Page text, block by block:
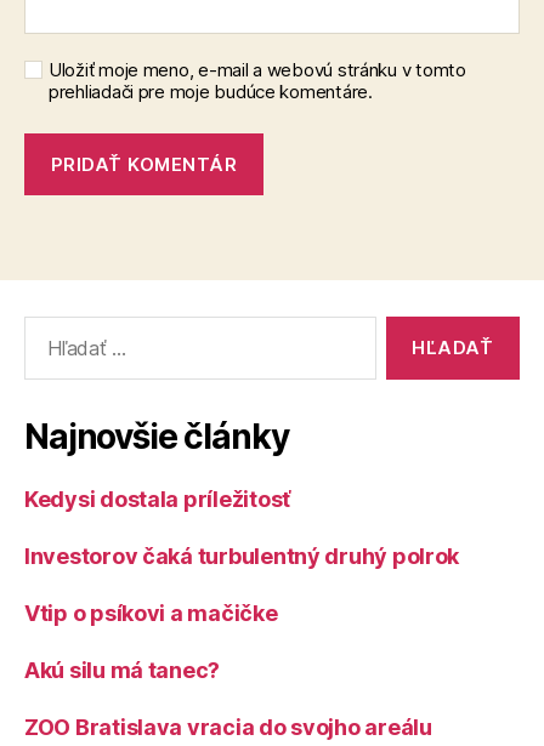
Uložiť moje meno, e-mail a webovú stránku v tomto
prehliadači pre moje budúce komentáre.
Najnovšie články
Kedysi dostala príležitosť
Investorov čaká turbulentný druhý polrok
Vtip o psíkovi a mačičke
Akú silu má tanec?
ZOO Bratislava vracia do svojho areálu